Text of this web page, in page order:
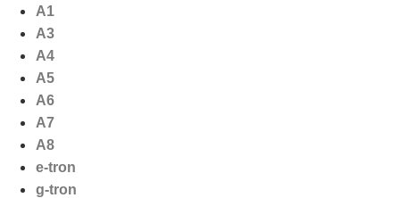
naar
inhoud
A1
A3
A4
A5
A6
A7
A8
e-tron
g-tron